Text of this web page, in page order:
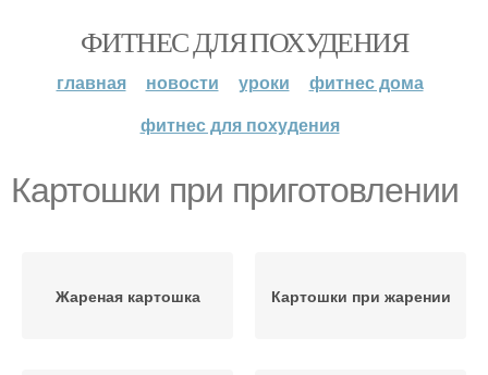
ФИТНЕС ДЛЯ ПОХУДЕНИЯ
главная новости уроки
фитнес дома
фитнес для похудения
Картошки при приготовлении
Жареная картошка Картошки при жарении